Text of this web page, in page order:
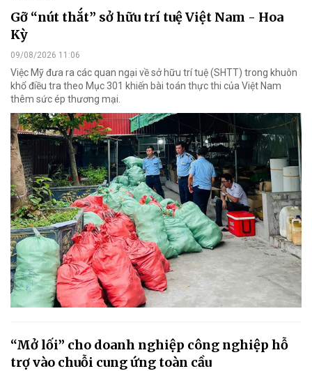
Gỡ “nút thắt” sở hữu trí tuệ Việt Nam - Hoa
Kỳ
09/08/2026 11:06
Việc Mỹ đưa ra các quan ngại về sở hữu trí tuệ (SHTT) trong khuôn
khổ điều tra theo Mục 301 khiến bài toán thực thi của Việt Nam
thêm sức ép thương mại.
“Mở lối” cho doanh nghiệp công nghiệp hỗ
trợ vào chuỗi cung ứng toàn cầu